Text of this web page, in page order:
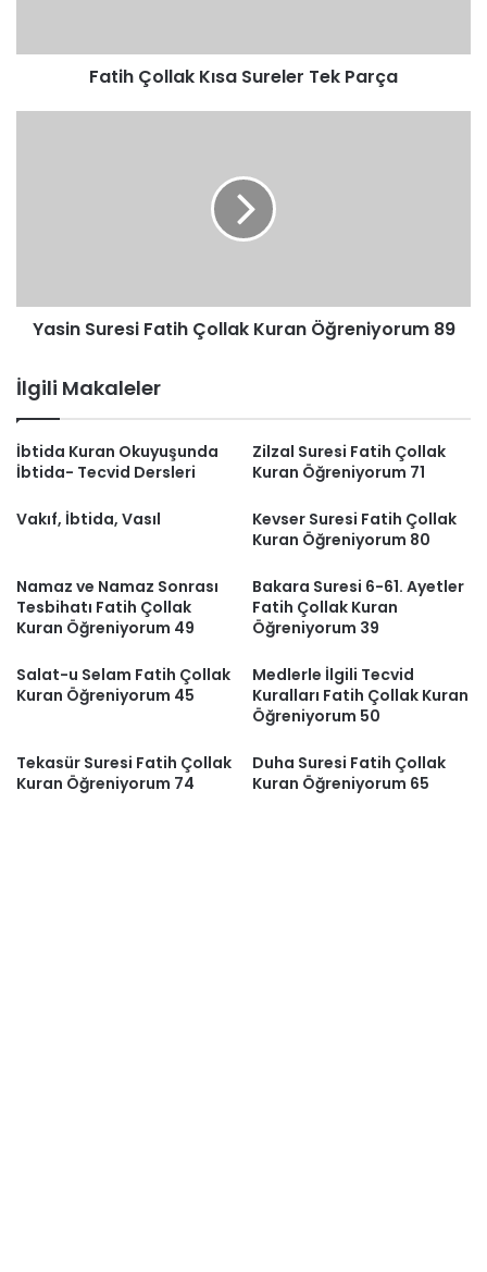
Fatih Çollak Kısa Sureler Tek Parça
Yasin Suresi Fatih Çollak Kuran Öğreniyorum 89
İlgili Makaleler
İbtida Kuran Okuyuşunda
İbtida- Tecvid Dersleri
Zilzal Suresi Fatih Çollak
Kuran Öğreniyorum 71
Vakıf, İbtida, Vasıl
Kevser Suresi Fatih Çollak
Kuran Öğreniyorum 80
Namaz ve Namaz Sonrası
Tesbihatı Fatih Çollak
Kuran Öğreniyorum 49
Bakara Suresi 6-61. Ayetler
Fatih Çollak Kuran
Öğreniyorum 39
Salat-u Selam Fatih Çollak
Kuran Öğreniyorum 45
Medlerle İlgili Tecvid
Kuralları Fatih Çollak Kuran
Öğreniyorum 50
Tekasür Suresi Fatih Çollak
Kuran Öğreniyorum 74
Duha Suresi Fatih Çollak
Kuran Öğreniyorum 65